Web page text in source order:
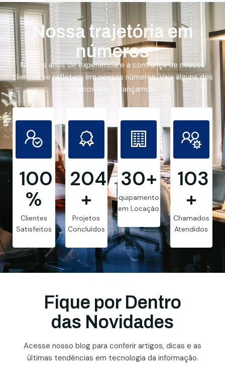
Nossa trajetória em
números
Nossos anos de experiência e a confiança de nossos
clientes se refletem em nossos números. Veja alguns dos
marcos que alcançamos.
99.8
%
Clientes
Satisfeitos
205
+
Projetos
Concluídos
30+
Equipamentos
em Locação
103
+
Chamados
Atendidos
Fique por Dentro
das Novidades
Acesse nosso blog para conferir artigos, dicas e as
últimas tendências em tecnologia da informação.